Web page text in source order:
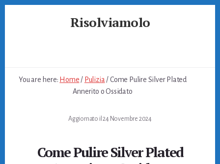
Risolviamolo
You are here: Home / Pulizia /Come Pulire Silver Plated
Annerito o Ossidato
Aggiornato il24 Novembre 2024
Come Pulire Silver Plated